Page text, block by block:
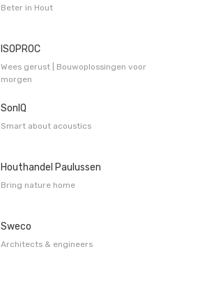
Beter in Hout
ISOPROC
Wees gerust | Bouwoplossingen voor
morgen
SonIQ
Smart about acoustics
Houthandel Paulussen
Bring nature home
Sweco
Architects & engineers